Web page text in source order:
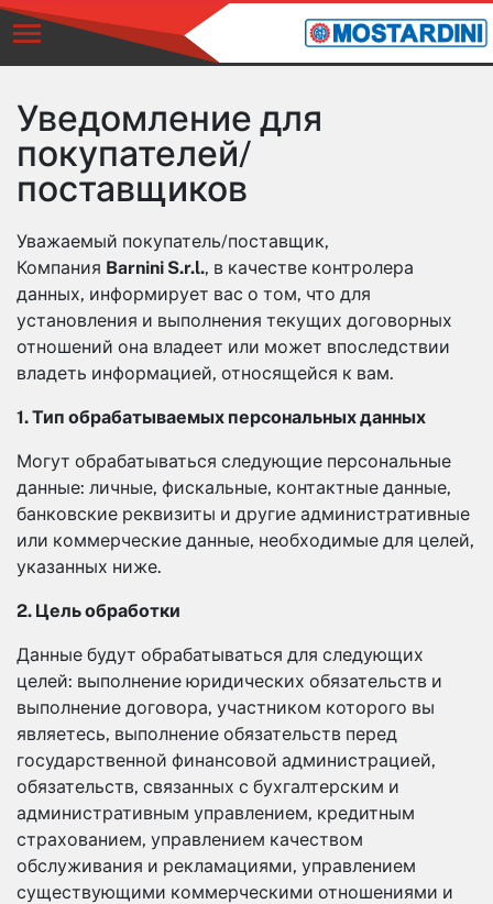
Уведомление для
покупателей/
поставщиков
Уважаемый покупатель/поставщик,
Компания Barnini S.r.l., в качестве контролера
данных, информирует вас о том, что для
установления и выполнения текущих договорных
отношений она владеет или может впоследствии
владеть информацией, относящейся к вам.
1. Тип обрабатываемых персональных данных
Могут обрабатываться следующие персональные
данные: личные, фискальные, контактные данные,
банковские реквизиты и другие административные
или коммерческие данные, необходимые для целей,
указанных ниже.
2. Цель обработки
Данные будут обрабатываться для следующих
целей: выполнение юридических обязательств и
выполнение договора, участником которого вы
являетесь, выполнение обязательств перед
государственной финансовой администрацией,
обязательств, связанных с бухгалтерским и
административным управлением, кредитным
страхованием, управлением качеством
обслуживания и рекламациями, управлением
существующими коммерческими отношениями и